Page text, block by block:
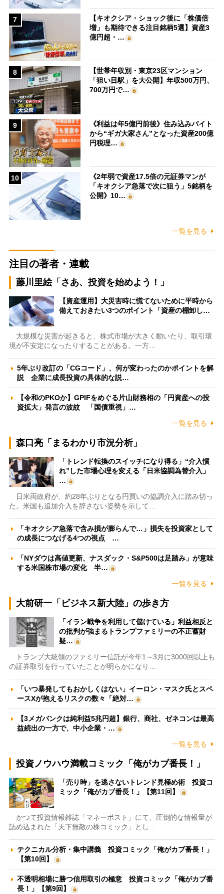
7
【キオクシア・ショック後に「株価倍
増」も期待できる注目銘柄5選】資産3
億円超・…
8
【世帯年収別・東京23区マンション
「狙い目駅」を大公開】年収500万円、
700万円で…
9
《利益は年5億円前後》住み込みバイト
から“ギガ大家さん”となった資産200億
円税理…
10
《2年弱で資産17.5倍の元証券マンが
「キオクシア急落で次に狙う」5銘柄を
公開》10…
一覧を見る
注目の著者・連載
藤川里絵「さあ、投資を始めよう！」
【資産運用】大災害時に慌てないために平時から
備えておきたい3つのポイント「資産の棚卸し…
大規模な災害が起きると、株式市場が大きく動いたり、取引環
境が不安定になったりすることがある。一方…
5年ぶり改訂の「CGコード」、何が変わったのかポイントを解
説 企業に成長投資の具体的な説…
【令和のPKOか】GPIFをめぐる片山財務相の「円資産への投
資拡大」発言の波紋 「国債重視」…
一覧を見る
森口亮「まるわかり市況分析」
「トレンド転換のスイッチになり得る」“介入慣
れ”した市場心理を変える「日米協調為替介入」
…
日米両政府が、約28年ぶりとなる円買いの協調介入に踏み切っ
た。米国も追加介入を辞さない姿勢を示して…
「キオクシア急落で含み損が膨らんで…」損失を投資家として
の成長につなげる4つの視点 …
「NYダウは高値更新、ナスダック・S&P500は足踏み」が意味
する米国株市場の変化 半…
一覧を見る
大前研一「ビジネス新大陸」の歩き方
「イラン戦争を利用して儲けている」利益相反と
の批判が強まるトランプファミリーの不正蓄財
疑…
トランプ大統領のファミリー信託が今年1～3月に3000回以上も
の証券取引を行っていたことが明らかになり…
「いつ暴発してもおかしくはない」イーロン・マスク氏とスペ
ースXが抱えるリスクの数々「絶対…
【3メガバンクは純利益5兆円超】銀行、商社、ゼネコンは最高
益続出の一方で、中小企業・…
一覧を見る
投資ノウハウ満載コミック「俺がカブ番長！」
「売り時」を逃さないトレンド見極め術 投資コ
ミック「俺がカブ番長！」【第11回】
かつて投資情報雑誌「マネーポスト」にて、圧倒的な情報量が
詰め込まれた「天下無敵の株コミック」とし…
テクニカル分析・集中講義 投資コミック「俺がカブ番長！」
【第10回】
不透明相場に勝つ信用取引の極意 投資コミック「俺がカブ番
長！」【第9回】